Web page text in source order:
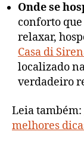
Onde se
conforto que
relaxar,
Casa di
localizado
verdadeiro
Leia também:
melhores